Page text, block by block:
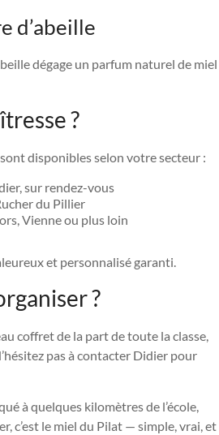
d’abeille
dégage un parfum naturel de miel
?
disponibles selon votre secteur :
sur rendez-vous
du Pillier
Vienne ou plus loin
et personnalisé garanti.
?
coffret de la part de toute la classe,
pas à contacter Didier pour
à quelques kilomètres de l’école,
c’est le miel du Pilat — simple, vrai, et